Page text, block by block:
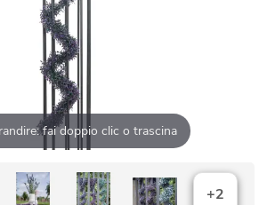
fai doppio clic o trascina
+2